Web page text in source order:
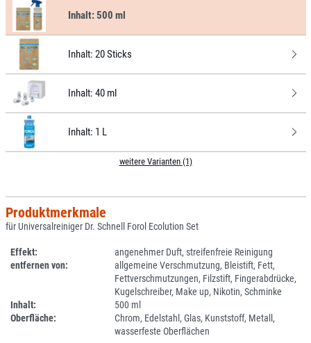
Inhalt:500 ml
Inhalt: 20 Sticks
Inhalt: 40 ml
Inhalt: 1 L
weitere Varianten (1)
Produktmerkmale
für Universalreiniger Dr. Schnell Forol Ecolution Set
Effekt:
angenehmer Duft, streifenfreie Reinigung
entfernen von:
allgemeine Verschmutzung, Bleistift, Fett,
Fettverschmutzungen, Filzstift, Fingerabdrücke,
Kugelschreiber, Make up, Nikotin, Schminke
Inhalt:
500 ml
Oberfläche:
Chrom, Edelstahl, Glas, Kunststoff, Metall,
wasserfeste Oberflächen